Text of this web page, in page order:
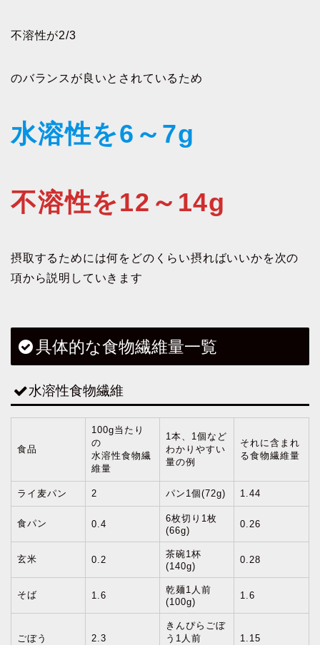
不溶性が2/3
のバランスが良いとされているため
水溶性を6～7g
不溶性を12～14g
摂取するためには何をどのくらい摂ればいいかを次の
項から説明していきます
具体的な食物繊維量一覧
水溶性食物繊維
食品
100g当たり
の
水溶性食物繊
維量
1本、1個など
わかりやすい
量の例
それに含まれ
る食物繊維量
ライ麦パン 2 パン1個(72g) 1.44
食パン 0.4
6枚切り1枚
(66g)
0.26
玄米 0.2
茶碗1杯
(140g)
0.28
そば 1.6
乾麺1人前
(100g)
1.6
ごぼう 2.3
きんぴらごぼ
う1人前
1.15